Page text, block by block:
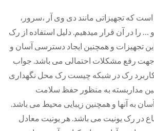
تجهیزاتی مانند دی وی آر ،سرور،
در آن قرار میدهیم. دلیل استفاده از رک
و همچنین ایجاد دسترسی آسان و
مشکلات احتمالی می باشد. جواب
رک در شبکه چیست رک محل نگهداری
به منظور حفظ سلامت
آنها و همچنین زیبایی محیط می باشد.
رک یونیت می باشد. هر یونیت معادل